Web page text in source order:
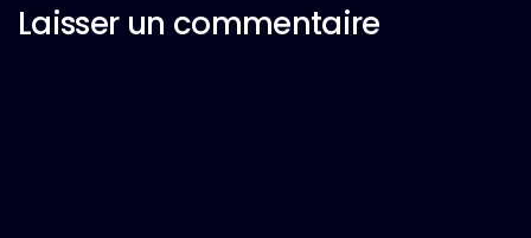
Laisser un commentaire